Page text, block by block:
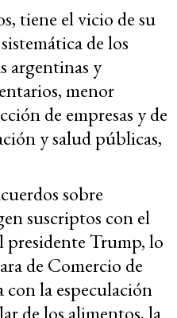
tiene el vicio de su
de los
argentinas y
menor
de empresas y de
y salud públicas,
sobre
suscriptos con el
Trump, lo
de Comercio de
la especulación
de los alimentos, la